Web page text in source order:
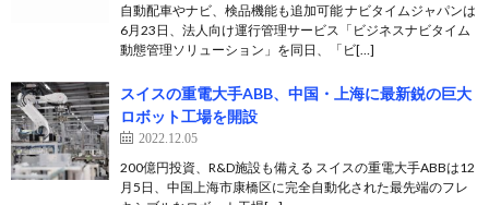
自動配車やナビ、検品機能も追加可能 ナビタイムジャパンは
6月23日、法人向け運行管理サービス「ビジネスナビタイム
動態管理ソリューション」を同日、「ビ[…]
スイスの重電大手ABB、中国・上海に最新鋭の巨大
ロボット工場を開設
2022.12.05
200億円投資、R&D施設も備える スイスの重電大手ABBは12
月5日、中国上海市康橋区に完全自動化された最先端のフレ